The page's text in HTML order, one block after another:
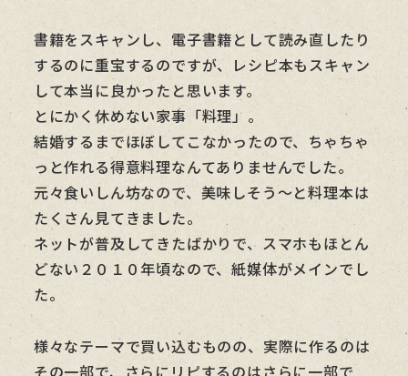
書籍をスキャンし、電子書籍として読み直したり
するのに重宝するのですが、レシピ本もスキャン
して本当に良かったと思います。
とにかく休めない家事「料理」。
結婚するまでほぼしてこなかったので、ちゃちゃ
っと作れる得意料理なんてありませんでした。
元々食いしん坊なので、美味しそう～と料理本は
たくさん見てきました。
ネットが普及してきたばかりで、スマホもほとん
どない２０１０年頃なので、紙媒体がメインでし
た。
様々なテーマで買い込むものの、実際に作るのは
その一部で、さらにリピするのはさらに一部で